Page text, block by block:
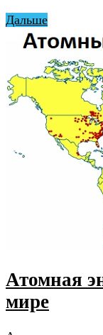
Дальше
Атомная
мире